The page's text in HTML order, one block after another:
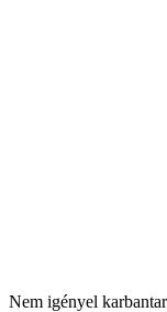
Nem igényel